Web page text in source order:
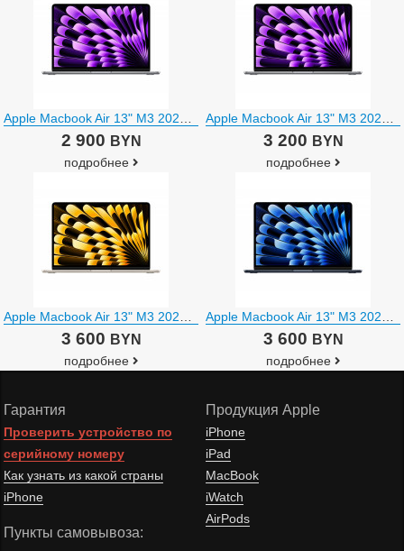
2 900 BYN
подробнее
3 200 BYN
подробнее
3 600 BYN
подробнее
3 600 BYN
подробнее
Гарантия
Проверить устройство по
серийному номеру
Как узнать из какой страны
iPhone
Пункты самовывоза:
Продукция Apple
iPhone
iPad
MacBook
iWatch
AirPods